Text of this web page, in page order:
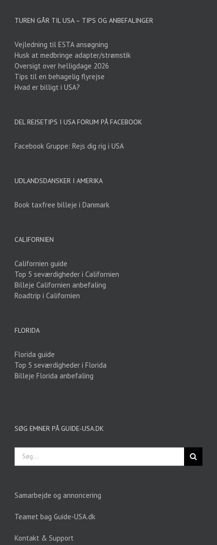
TUREN GÅR TIL USA – TIPS OG ANBEFALINGER
Vejledning til ESTA ansøgning
Husk at medbringe adapter/strømstik
Oversigt over helligdage 2026
Tips til en behagelig flyrejse
Hvad er billigt i USA?
DEL REJSETIPS I USA FORUM PÅ FACEBOOK
Facebook Gruppe: Rejs dig rig i USA
UDLANDSDANSKER I AMERIKA
Book taxfree billeje i Danmark
CALIFORNIEN
Californien guide
Top 5 seværdigheder i Californien
Billeje Californien anbefaling
Roadtrip i Californien
FLORIDA
Florida guide
Top 5 seværdigheder i Florida
Billeje Florida anbefaling
SØG EMNER PÅ GUIDE-USA.DK
Søg
efter:
Samarbejde og annoncering
Teamet bag Guide-USA.dk
Kontakt & Support